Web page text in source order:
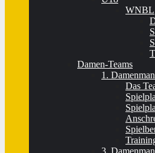
WNBL
Damen-Teams
1.
Das
3.